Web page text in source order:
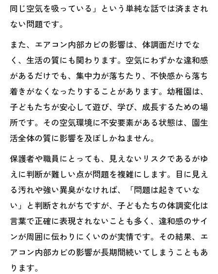
同じ空気を吸っている」という単純な話では済まされ
ない問題です。
また、エアコン内部カビの影響は、体調面だけでな
く、生活の質にも関わります。空気にわずかな違和感
があるだけでも、集中力が落ちたり、不快感から落ち
着きがなくなったりすることがあります。幼稚園は、
子どもたちが安心して遊び、学び、成長するための場
所です。その空気環境に不安要素がある状態は、園生
活全体の質に影響を及ぼしかねません。
保護者や職員にとっても、見えないリスクであるがゆ
えに判断が難しい点が問題を複雑にします。目に見え
る汚れや強い異臭がなければ、「問題は起きていな
い」と判断されがちですが、子どもたちの体調変化は
言葉で正確に表現されないことも多く、違和感のサイ
ンが周囲に伝わりにくいのが実情です。その結果、エ
アコン内部カビの影響が長期間続いてしまうこともあ
ります。